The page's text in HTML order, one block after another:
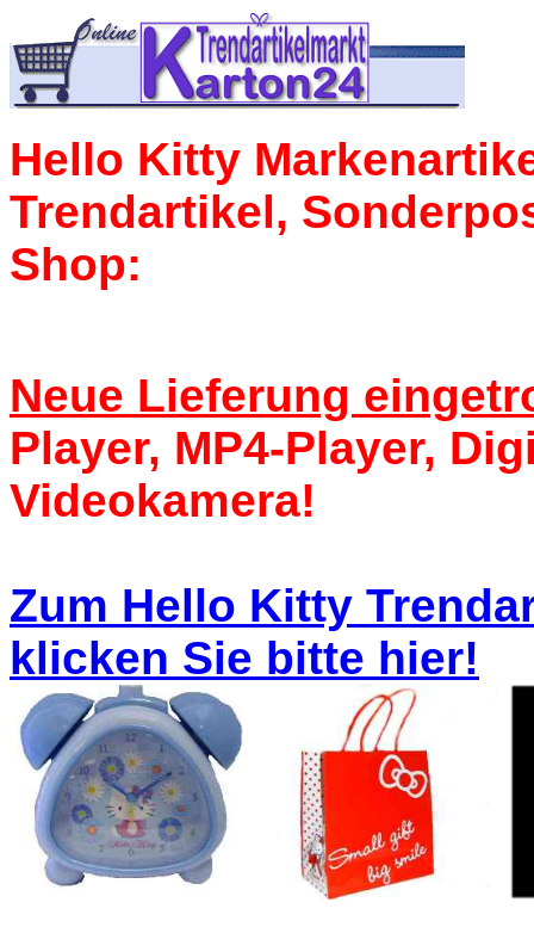
Hello Kitty
Trendartikel,
Shop:
Neue Lieferung
Player, MP4-Player,
Videokamera!
Zum Hello Kitty
klicken Sie bitte hier!